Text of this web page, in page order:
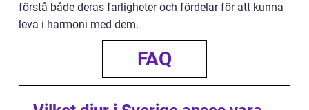
förstå både deras farligheter och fördelar för att kunna
leva i harmoni med dem.
FAQ